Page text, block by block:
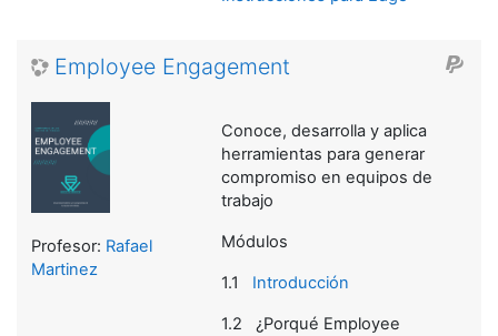
Employee Engagement
Conoce, desarrolla y aplica
herramientas para generar
compromiso en equipos de
trabajo
Módulos
1.1 Introducción
1.2 ¿Porqué Employee
Profesor: Rafael
Martinez